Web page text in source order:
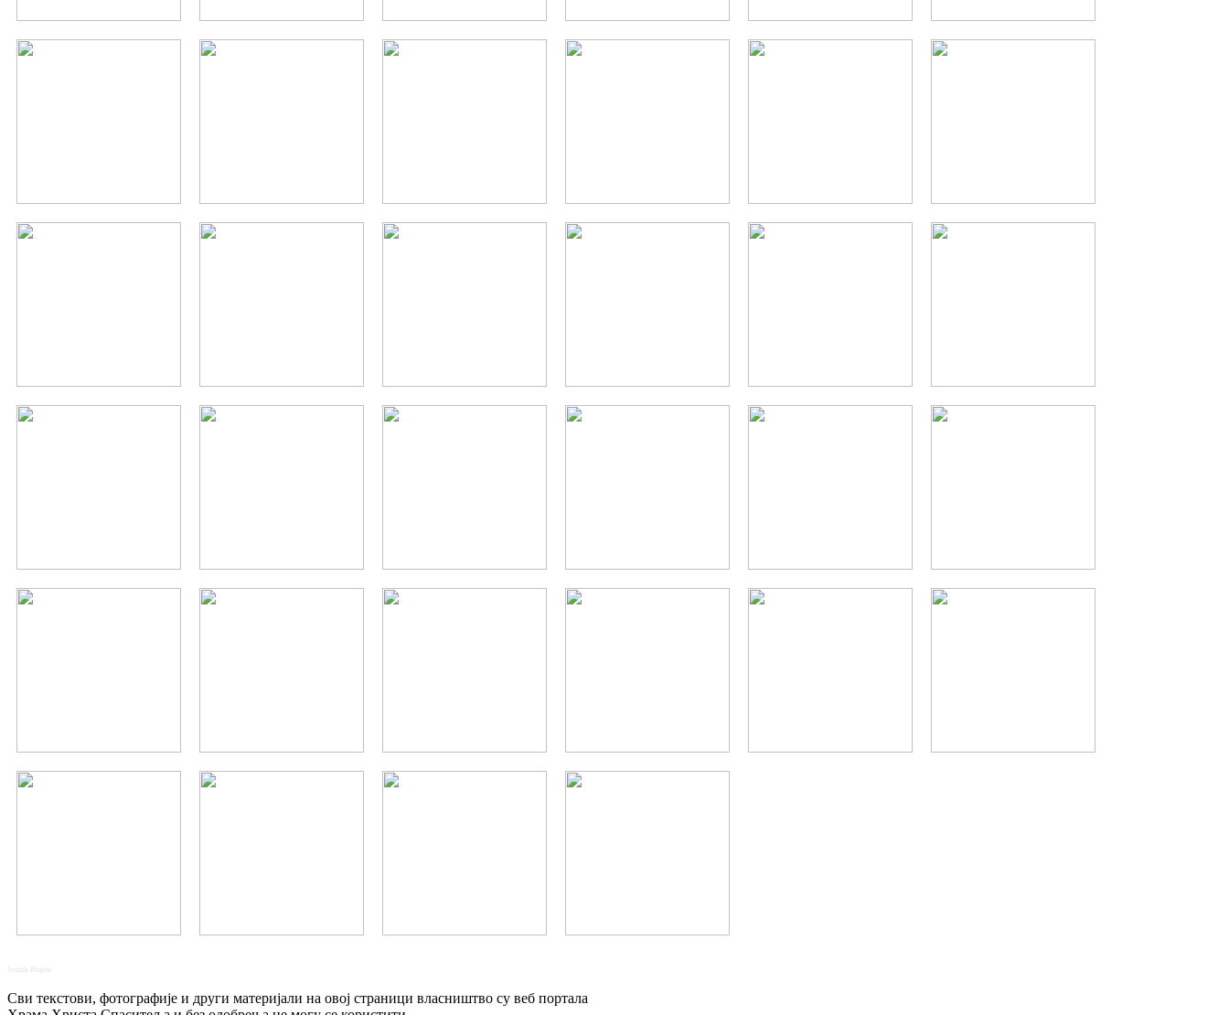
Joomla Plugins
Сви текстови, фотографије и други материјали на овој страници власништво су веб портала